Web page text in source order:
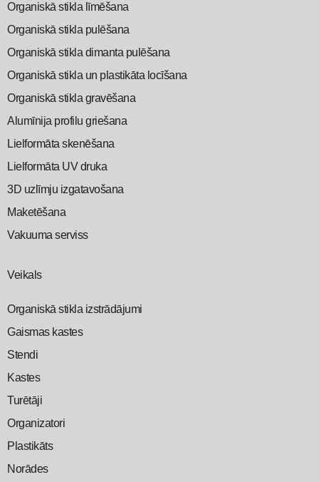
Organiskā stikla līmēšana
Organiskā stikla pulēšana
Organiskā stikla dimanta pulēšana
Organiskā stikla un plastikāta locīšana
Organiskā stikla gravēšana
Alumīnija profilu griešana
Lielformāta skenēšana
Lielformāta UV druka
3D uzlīmju izgatavošana
Maketēšana
Vakuuma serviss
Veikals
Organiskā stikla izstrādājumi
Gaismas kastes
Stendi
Kastes
Turētāji
Organizatori
Plastikāts
Norādes